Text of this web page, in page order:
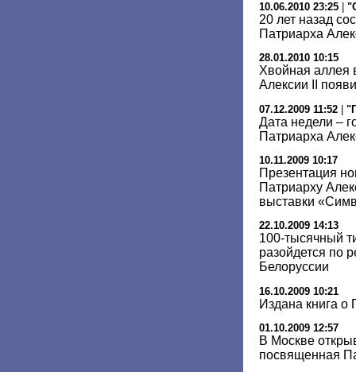
10.06.2010 23:25
20 лет назад
Патриарха
28.01.2010 10:15
Хвойная аллея
Алексии II
07.12.2009 11:52
Дата недели –
Патриарха
10.11.2009 10:17
Презентация
Патриарху
выставки
22.10.2009 14:13
100-тысячный
разойдется по
Белоруссии
16.10.2009 10:21
Издана книга о
01.10.2009 12:57
В Москве
посвященная